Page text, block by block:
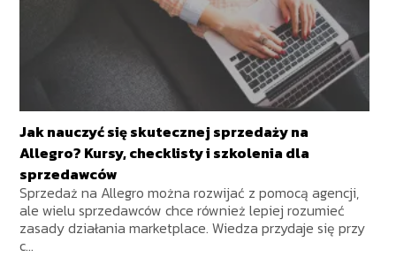
Jak nauczyć się skutecznej sprzedaży na
Allegro? Kursy, checklisty i szkolenia dla
sprzedawców
Sprzedaż na Allegro można rozwijać z pomocą agencji,
ale wielu sprzedawców chce również lepiej rozumieć
zasady działania marketplace. Wiedza przydaje się przy
c...